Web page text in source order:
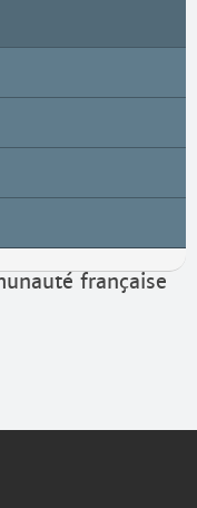
française